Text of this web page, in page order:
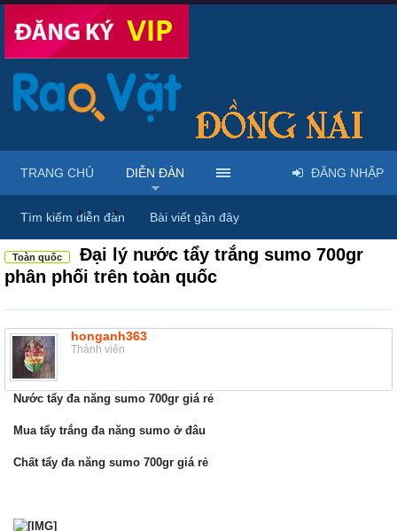
Diễn đàn ... Rao vặt tổng hợp - Uy tín - Miễn phí
Toàn quốc
Đại lý nước tẩy trắng sumo 700gr
phân phối trên toàn quốc
honganh363
Thành viên
Nước tẩy đa năng sumo 700gr giá rẻ
Mua tẩy trắng đa năng sumo ở đâu
Chất tẩy đa năng sumo 700gr giá rẻ
TRANG CHỦ DIỄN ĐÀN
Tìm kiếm diễn đàn Bài viết gần đây
ĐĂNG NHẬP